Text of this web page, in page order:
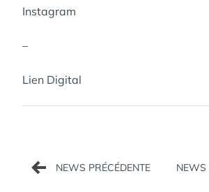
Instagram
–
Lien Digital
Navigation
de